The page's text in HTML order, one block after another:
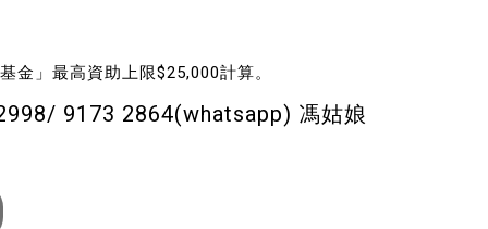
金」最高資助上限$25,000計算。
9173 2864(whatsapp) 馮姑娘